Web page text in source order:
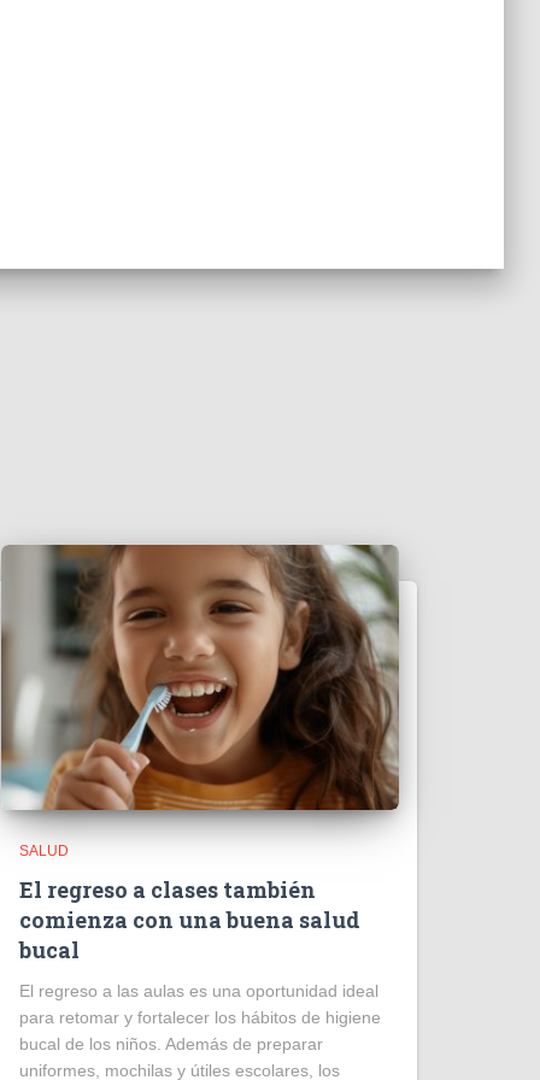
SALUD
El regreso a clases también
comienza con una buena salud
bucal
El regreso a las aulas es una oportunidad ideal
para retomar y fortalecer los hábitos de higiene
bucal de los niños. Además de preparar
uniformes, mochilas y útiles escolares, los